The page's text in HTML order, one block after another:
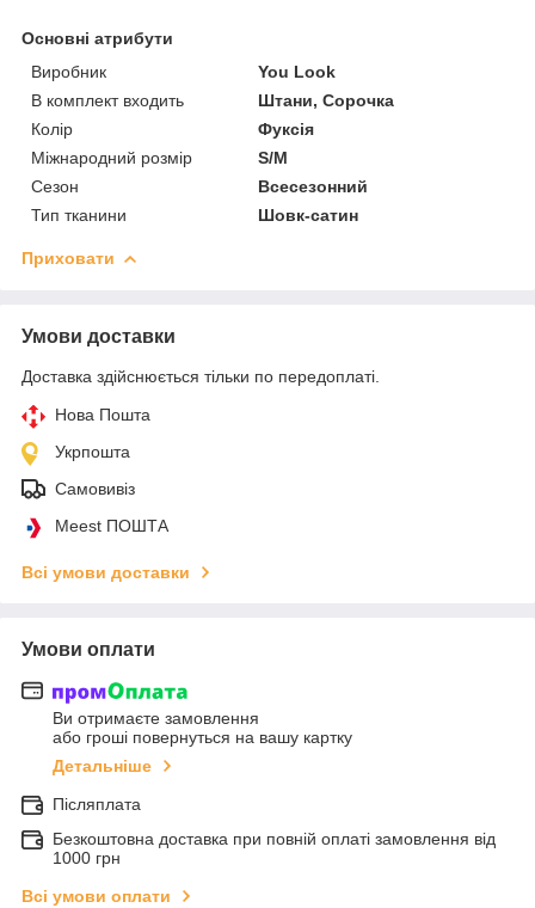
Основні атрибути
Виробник
You Look
В комплект входить
Штани, Сорочка
Колір
Фуксія
Міжнародний розмір
S/M
Сезон
Всесезонний
Тип тканини
Шовк-сатин
Приховати
Умови доставки
Доставка здійснюється тільки по передоплаті.
Нова Пошта
Укрпошта
Самовивіз
Meest ПОШТА
Всі умови доставки
Умови оплати
Ви отримаєте замовлення
або гроші повернуться на вашу картку
Детальніше
Післяплата
Безкоштовна доставка при повній оплаті замовлення від
1000 грн
Всі умови оплати